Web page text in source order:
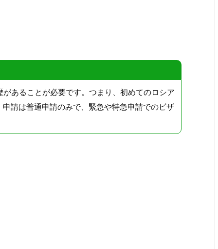
あることが必要です。つまり、初めてのロシア
請は普通申請のみで、緊急や特急申請でのビザ